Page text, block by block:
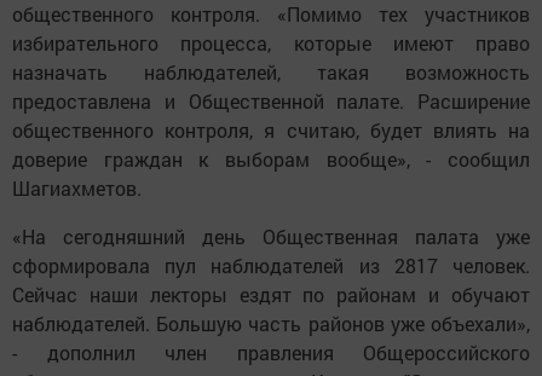
общественного контроля. «Помимо тех участников
избирательного процесса, которые имеют право
назначать наблюдателей, такая возможность
предоставлена и Общественной палате. Расширение
общественного контроля, я считаю, будет влиять на
доверие граждан к выборам вообще», - сообщил
Шагиахметов.
«На сегодняшний день Общественная палата уже
сформировала пул наблюдателей из 2817 человек.
Сейчас наши лекторы ездят по районам и обучают
наблюдателей. Большую часть районов уже объехали»,
- дополнил член правления Общероссийского